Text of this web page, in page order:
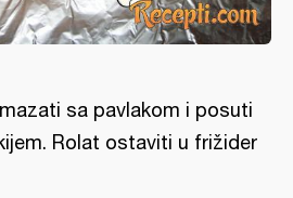
sa pavlakom i posuti
Rolat ostaviti u frižider